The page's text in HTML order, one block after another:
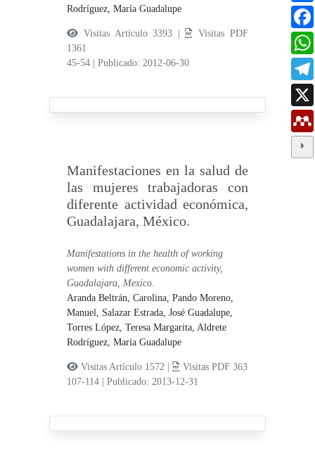
Rodríguez, María Guadalupe
Visitas Artículo 3393 |
Visitas PDF
1361
45-54
|Publicado: 2012-06-30
Manifestaciones en la salud de
las mujeres trabajadoras con
diferente actividad económica,
Guadalajara, México.
Manifestations in the health of working
women with different economic activity,
Guadalajara, Mexico.
Aranda Beltrán, Carolina,Pando Moreno,
Manuel, Salazar Estrada, José Guadalupe,
Torres López, Teresa Margarita,Aldrete
Rodríguez, María Guadalupe
Visitas Artículo 1572 |
Visitas PDF 363
107-114
|Publicado: 2013-12-31